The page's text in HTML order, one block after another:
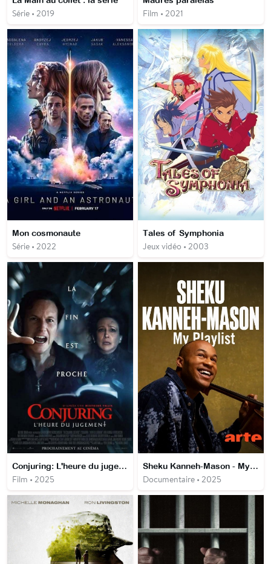
Série • 2019 Film • 2021
Mon cosmonaute
Série • 2022
Tales of Symphonia
Jeux vidéo • 2003
Conjuring: L'heure du jugement
Film • 2025
Sheku Kanneh-Mason - My Playlist
Documentaire • 2025